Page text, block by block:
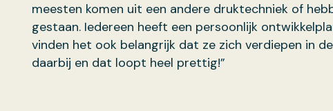
meesten komen uit een andere druktechniek of
gestaan. Iedereen heeft een persoonlijk
vinden het ook belangrijk dat ze zich verdiepen in
daarbij en dat loopt heel prettig!”